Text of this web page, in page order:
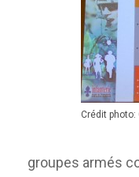
Crédit
groupes armés